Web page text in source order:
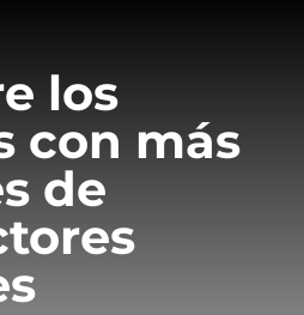
los
con más
de